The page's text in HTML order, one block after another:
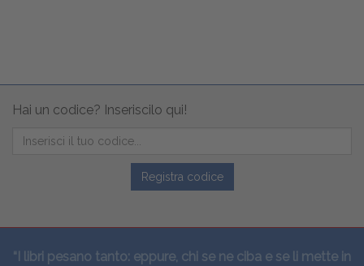
Hai un codice? Inseriscilo qui!
Registra codice
“I libri pesano tanto: eppure, chi se ne ciba e se li mette in